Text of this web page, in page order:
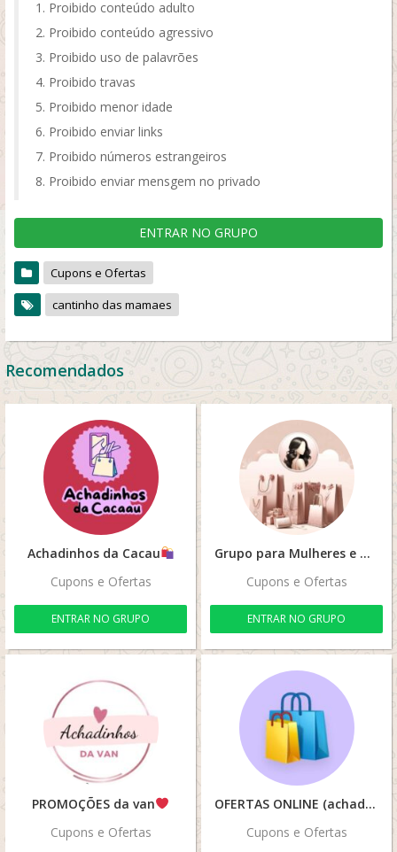
Proibido conteúdo adulto
Proibido conteúdo agressivo
Proibido uso de palavrões
Proibido travas
Proibido menor idade
Proibido enviar links
Proibido números estrangeiros
Proibido enviar mensgem no privado
ENTRAR NO GRUPO
Cupons e Ofertas
cantinho das mamaes
Recomendados
Achadinhos da Cacau
Cupons e Ofertas
ENTRAR NO GRUPO
Grupo para Mulheres e Mamães
Cupons e Ofertas
ENTRAR NO GRUPO
PROMOÇÕES da van
Cupons e Ofertas
OFERTAS ONLINE (achadinhos)
Cupons e Ofertas